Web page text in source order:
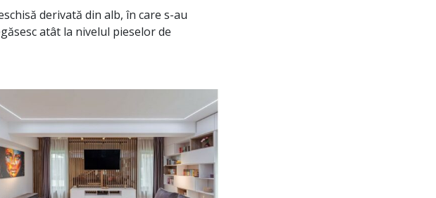
derivată din alb, în care s-au
atât la nivelul pieselor de